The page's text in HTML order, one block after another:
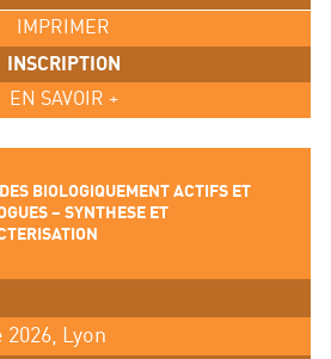
IMPRIMER
INSCRIPTION
EN SAVOIR +
BIOLOGIQUEMENT ACTIFS ET
– SYNTHESE ET
Lyon